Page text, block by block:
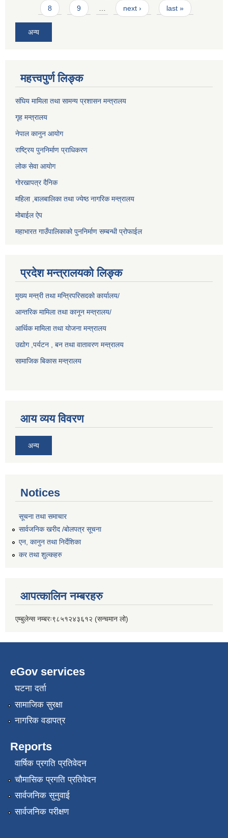
8 9 next › last »
अन्य
महत्त्वपुर्ण लिङ्क
संघिय मामिला तथा सामन्य प्रशासन मन्त्रालय
गृह मन्त्रालय
नेपाल कानुन आयोग
राष्ट्रिय पुननिर्माण प्राधिकरण
लोक सेवा आयोग
गोरखापत्र दैनिक
महिला ,बालबालिका तथा ज्येष्ठ नागरिक मन्त्रालय
मोबाईल ऐप
महाभारत गाउँपालिकाको पुननिर्माण सम्बन्धी प्रोफाईल
प्रदेश मन्त्रालयको लिङ्क
मुख्य मन्त्री तथा मन्त्रिपरिसदको कार्यालय/
आन्तरिक मामिला तथा कानून मन्त्रालय/
आर्थिक मामिला तथा योजना मन्त्रालय
उद्योग ,पर्यटन , बन तथा वातावरण मन्त्रालय
सामाजिक बिकास मन्त्रालय
आय व्यय विवरण
अन्य
Notices
सूचना तथा समाचार
सार्वजनिक खरीद /बोलपत्र सूचना
एन, कानुन तथा निर्देशिका
कर तथा शुल्कहरु
आपत्कालिन नम्बरहरु
एम्बुलेन्स नम्बरः९८५१२४३६१२ (सन्चमान लो)
eGov services
घटना दर्ता
सामाजिक सुरक्षा
नागरिक वडापत्र
Reports
वार्षिक प्रगति प्रतिवेदन
चौमासिक प्रगति प्रतिवेदन
सार्वजनिक सुनुवाई
सार्वजनिक परीक्षण